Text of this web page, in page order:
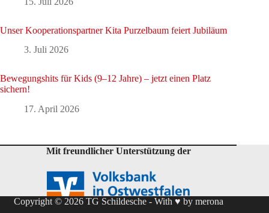
Unser Kooperationspartner Kita Purzelbaum feiert Jubiläum
3. Juli 2026
Bewegungshits für Kids (9–12 Jahre) – jetzt einen Platz
sichern!
17. April 2026
Mit freundlicher Unterstützung der
Copyright © 2026 TG Schildesche - With ♥ by merona